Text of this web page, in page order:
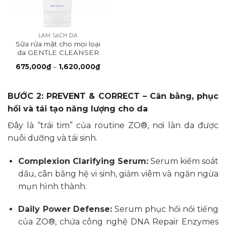
LÀM SẠCH DA
Sữa rửa mặt cho mọi loại
da GENTLE CLEANSER
675,000₫ – 1,620,000₫Khoảng
giá:
đến
1,620,000₫
BƯỚC 2: PREVENT & CORRECT – Cân bằng, phục
hồi và tái tạo năng lượng cho da
Đây là “trái tim” của routine ZO®, nơi làn da được
nuôi dưỡng và tái sinh.
Complexion Clarifying Serum:Serum kiểm soát
dầu, cân bằng hệ vi sinh, giảm viêm và ngăn ngừa
mụn hình thành.
Daily Power Defense: Serum phục hồi nổi tiếng
của ZO®, chứa công nghệ DNA Repair Enzymes